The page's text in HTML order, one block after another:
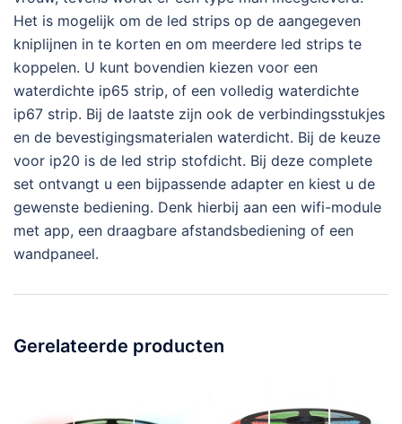
Het is mogelijk om de led strips op de aangegeven
kniplijnen in te korten en om meerdere led strips te
koppelen. U kunt bovendien kiezen voor een
waterdichte ip65 strip, of een volledig waterdichte
ip67 strip. Bij de laatste zijn ook de verbindingsstukjes
en de bevestigingsmaterialen waterdicht. Bij de keuze
voor ip20 is de led strip stofdicht. Bij deze complete
set ontvangt u een bijpassende adapter en kiest u de
gewenste bediening. Denk hierbij aan een wifi-module
met app, een draagbare afstandsbediening of een
wandpaneel.
Gerelateerde producten